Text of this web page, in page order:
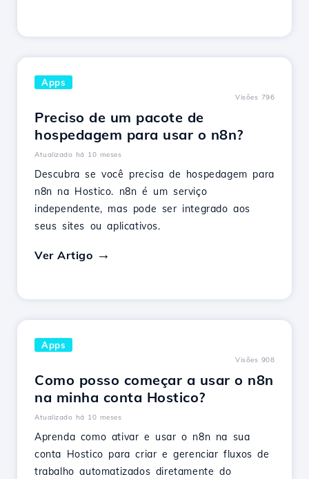
Apps
Visões 796
Preciso de um pacote de
hospedagem para usar o n8n?
Atualizado há 10 meses
Descubra se você precisa de hospedagem para
n8n na Hostico. n8n é um serviço
independente, mas pode ser integrado aos
seus sites ou aplicativos.
Ver Artigo
Apps
Visões 908
Como posso começar a usar o n8n
na minha conta Hostico?
Atualizado há 10 meses
Aprenda como ativar e usar o n8n na sua
conta Hostico para criar e gerenciar fluxos de
trabalho automatizados diretamente do